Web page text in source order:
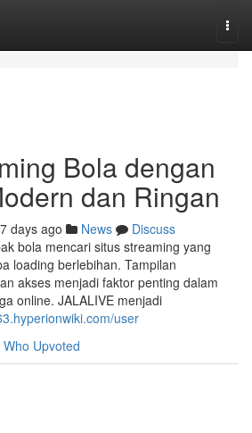
Bola dengan
dan Ringan
days ago News
Discuss
bola mencari situs streaming yang
loading berlebihan. Tampilan
akses menjadi faktor penting dalam
online. JALALIVE menjadi
user
Who Upvoted